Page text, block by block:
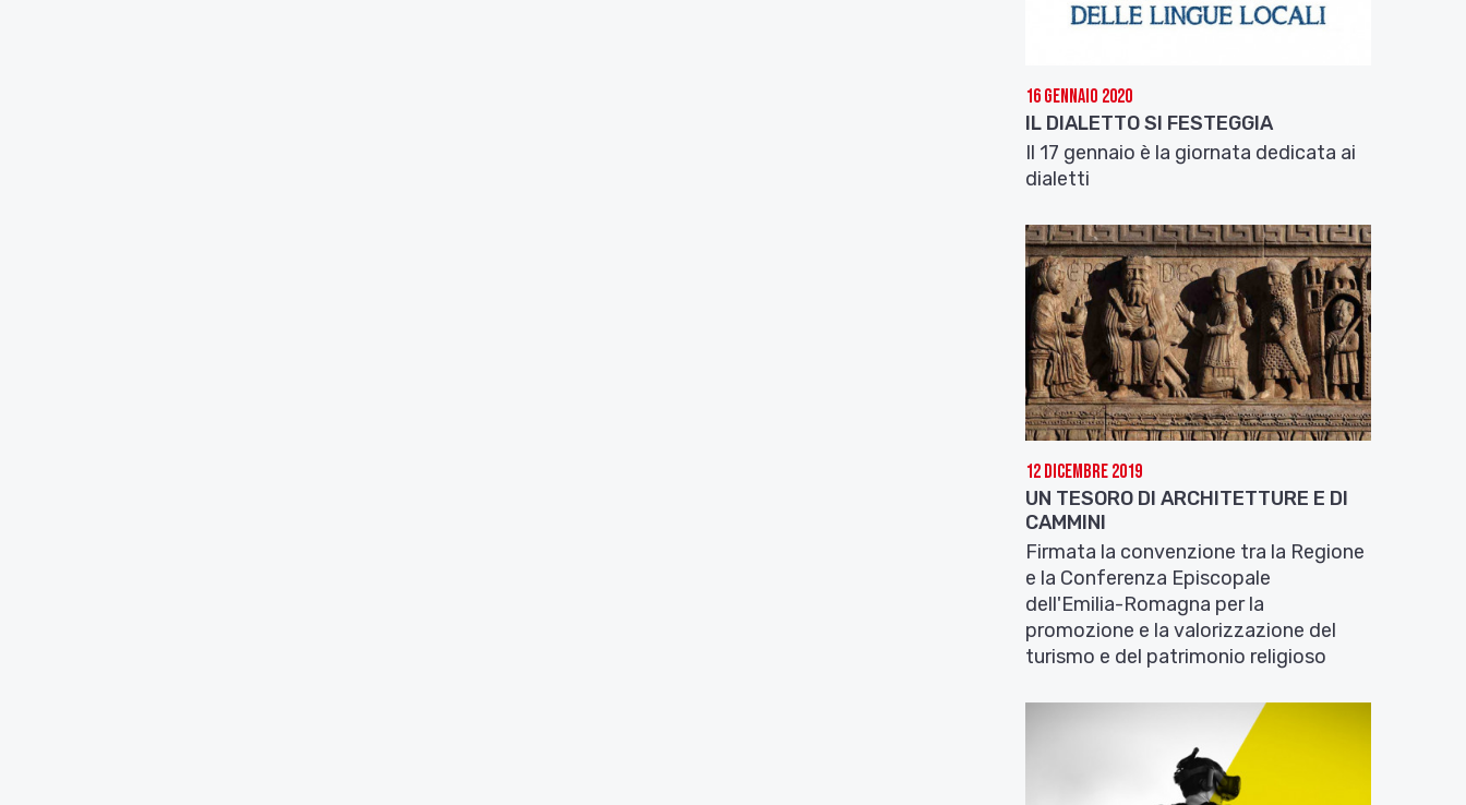
16 Gennaio 2020
IL DIALETTO SI FESTEGGIA
Il 17 gennaio è la giornata dedicata ai
dialetti
12 Dicembre 2019
UN TESORO DI ARCHITETTURE E DI
CAMMINI
Firmata la convenzione tra la Regione
e la Conferenza Episcopale
dell'Emilia-Romagna per la
promozione e la valorizzazione del
turismo e del patrimonio religioso